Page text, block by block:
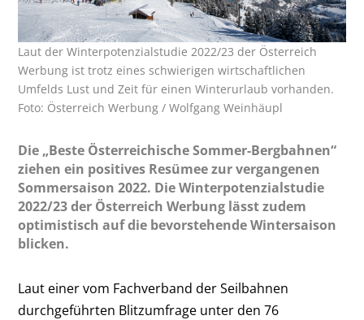
Laut der Winterpotenzialstudie 2022/23 der Österreich
Werbung ist trotz eines schwierigen wirtschaftlichen
Umfelds Lust und Zeit für einen Winterurlaub vorhanden.
Foto: Österreich Werbung / Wolfgang Weinhäupl
Die „Beste Österreichische Sommer-Bergbahnen“
ziehen ein positives Resümee zur vergangenen
Sommersaison 2022. Die Winterpotenzialstudie
2022/23 der Österreich Werbung lässt zudem
optimistisch auf die bevorstehende Wintersaison
blicken.
Laut einer vom Fachverband der Seilbahnen
durchgeführten Blitzumfrage unter den 76